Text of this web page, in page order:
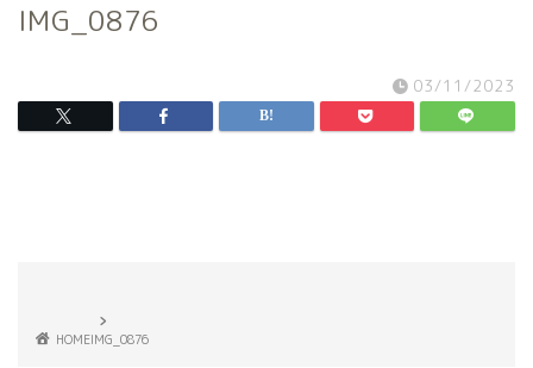
IMG_0876
03/11/2023
HOMEIMG_0876